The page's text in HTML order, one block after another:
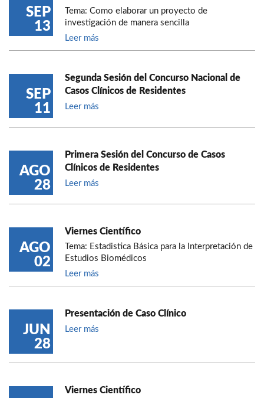
SEP
13
Tema: Como elaborar un proyecto de
investigación de manera sencilla
Leer más
SEP
11
Segunda Sesión del Concurso Nacional de
Casos Clínicos de Residentes
Leer más
AGO
28
Primera Sesión del Concurso de Casos
Clínicos de Residentes
Leer más
AGO
02
Viernes Científico
Tema: Estadistica Básica para la Interpretación de
Estudios Biomédicos
Leer más
JUN
28
Presentación de Caso Clínico
Leer más
Viernes Científico